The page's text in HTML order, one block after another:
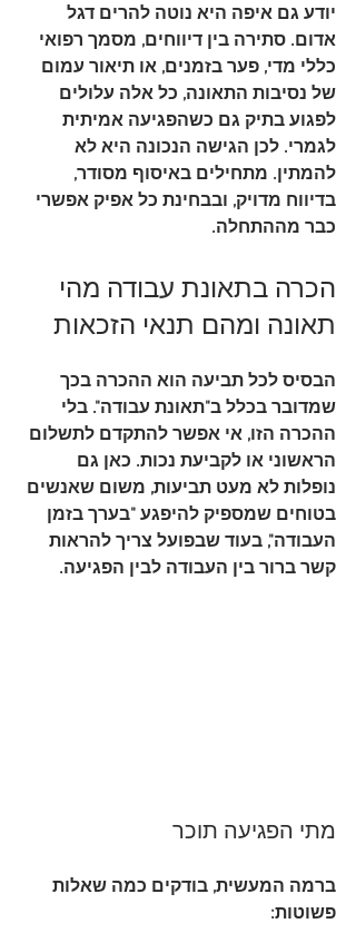
יודע גם איפה היא נוטה להרים דגל
אדום. סתירה בין דיווחים, מסמך רפואי
כללי מדי, פער בזמנים, או תיאור עמום
של נסיבות התאונה, כל אלה עלולים
לפגוע בתיק גם כשהפגיעה אמיתית
לגמרי. לכן הגישה הנכונה היא לא
להמתין. מתחילים באיסוף מסודר,
בדיווח מדויק, ובבחינת כל אפיק אפשרי
כבר מההתחלה.
הכרה בתאונת עבודה מהי
תאונה ומהם תנאי הזכאות
הבסיס לכל תביעה הוא ההכרה בכך
שמדובר בכלל ב"תאונת עבודה". בלי
ההכרה הזו, אי אפשר להתקדם לתשלום
הראשוני או לקביעת נכות. כאן גם
נופלות לא מעט תביעות, משום שאנשים
בטוחים שמספיק להיפגע "בערך בזמן
העבודה", בעוד שבפועל צריך להראות
קשר ברור בין העבודה לבין הפגיעה.
מתי הפגיעה תוכר
ברמה המעשית, בודקים כמה שאלות
פשוטות: